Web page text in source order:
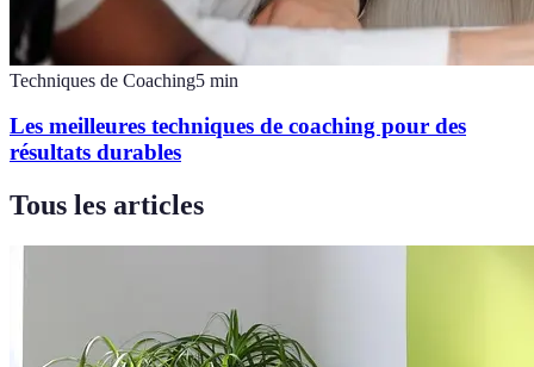
Techniques de Coaching5 min
Les meilleures techniques de coaching pour des
résultats durables
Tous les articles